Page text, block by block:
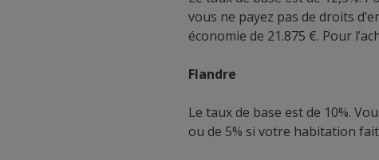
vous ne payez pas de droits
économie de 21.875 €. Pour
Flandre
Le taux de base est de 10%.
ou de 5% si votre habitation